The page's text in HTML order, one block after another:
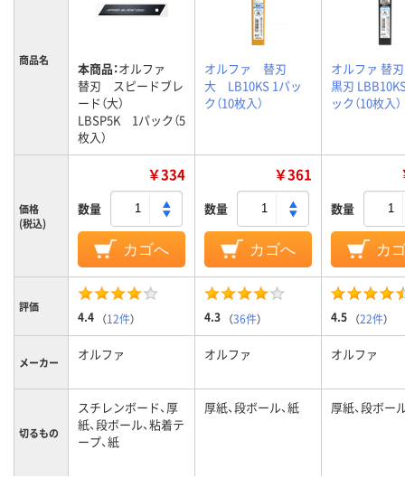
商品名 本商品：オルファ
替刃 スピードブレ
ード（大）
LBSP5K 1パック（5
枚入）
オルファ 替刃
大 LB10KS 1パッ
ク（10枚入）
オルファ 替刃
黒刃
ック（10枚入）
価格
(税込)
￥334
数量
カゴへ
￥361
数量
カゴへ
数量
カ
評価
4.4 （12件） 4.3 （36件） 4.5 （22件）
メーカー オルファ オルファ オルファ
切るもの
スチレンボード、厚
紙、段ボール、粘着テ
ープ、紙
厚紙、段ボール、紙 厚紙、段ボー